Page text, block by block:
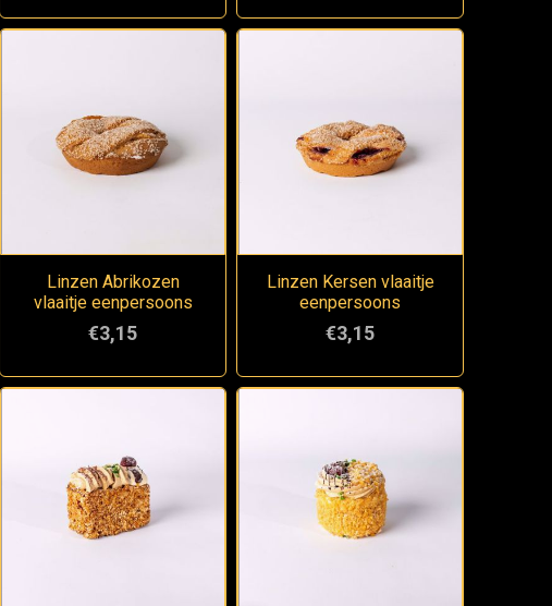
Linzen Abrikozen
vlaaitje eenpersoons
€3,15
Linzen Kersen vlaaitje
eenpersoons
€3,15